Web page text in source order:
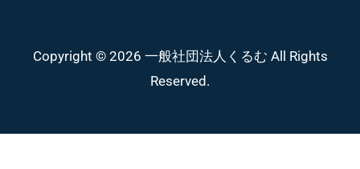
Copyright © 2026 一般社団法人くるむ All Rights
Reserved.